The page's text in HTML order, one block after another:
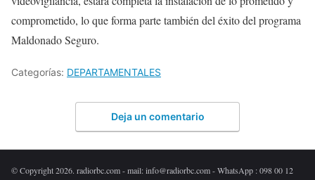
comprometido, lo que forma parte también del éxito del programa
Maldonado Seguro.
Categorías: DEPARTAMENTALES
Deja un comentario
© Copyright 2026. radiorbc.com - mail: info@radiorbc.com - WhatsApp : 098 00 12